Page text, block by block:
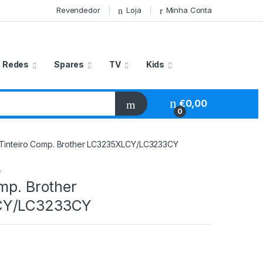
Revendedor Loja Minha Conta
Redes Spares TV Kids
0
€0,00
Tinteiro Comp. Brother LC3235XLCY/LC3233CY
Brother
LC3233CY